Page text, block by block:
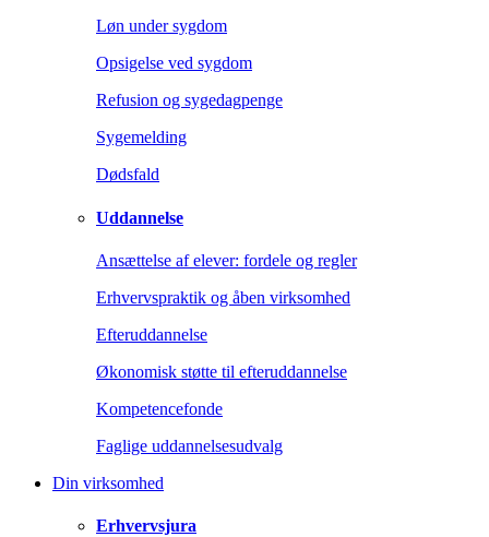
Løn under sygdom
Opsigelse ved sygdom
Refusion og sygedagpenge
Sygemelding
Dødsfald
Uddannelse
Ansættelse af elever: fordele og regler
Erhvervspraktik og åben virksomhed
Efteruddannelse
Økonomisk støtte til efteruddannelse
Kompetencefonde
Faglige uddannelsesudvalg
Din virksomhed
Erhvervsjura